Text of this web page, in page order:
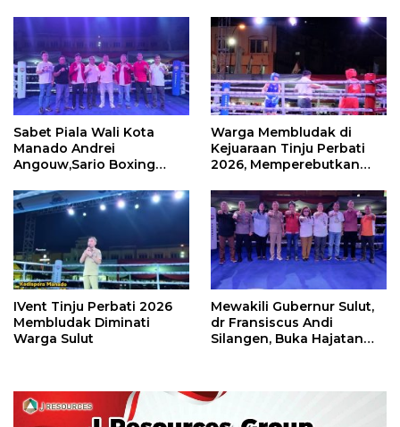
Sabet Piala Wali Kota
Manado Andrei
Angouw,Sario Boxing
Perbati 2026
Warga Membludak di
Kejuaraan Tinju Perbati
2026, Memperebutkan
IVent Tinju Perbati 2026
Membludak Diminati
Warga Sulut
Mewakili Gubernur Sulut,
dr Fransiscus Andi
Silangen, Buka Hajatan